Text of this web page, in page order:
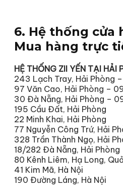
6. Hệ thống cửa
Mua hàng trực
HỆ THỐNG ZII YẾN TẠI HẢI
243 Lạch Tray, Hải Phòng
97 Văn Cao, Hải Phòng –
30 Đà Nẵng, Hải Phòng –
195 Cầu Đất, Hải Phòng
22 Minh Khai, Hải Phòng
77 Nguyễn Công Trứ, Hải
328 Trần Thành Ngọ, Hải
18/282 Đà Nẵng, Hải Phòng
80 Kênh Liêm, Hạ Long,
41 Kim Mã, Hà Nội
190 Đường Láng, Hà Nội